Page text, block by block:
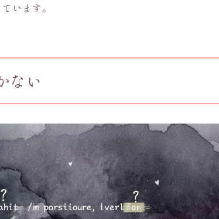
います。
ない